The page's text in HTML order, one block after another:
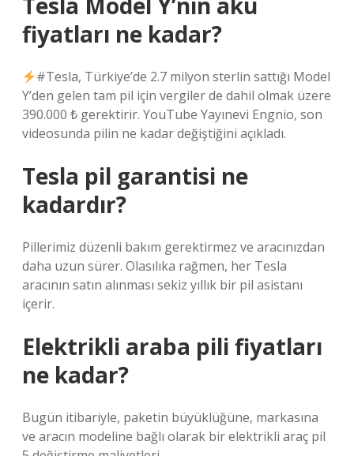
fiyatları ne kadar?
#Tesla, Türkiye’de 2.7 milyon sterlin sattığı Model
Y’den gelen tam pil için vergiler de dahil olmak üzere
390.000 ₺ gerektirir. YouTube Yayınevi Engnio, son
videosunda pilin ne kadar değiştiğini açıkladı.
Tesla pil garantisi ne
kadardır?
Pillerimiz düzenli bakım gerektirmez ve aracınızdan
daha uzun sürer. Olasılıka rağmen, her Tesla
aracının satın alınması sekiz yıllık bir pil asistanı
içerir.
Elektrikli araba pili fiyatları
ne kadar?
Bugün itibariyle, paketin büyüklüğüne, markasına
ve aracın modeline bağlı olarak bir elektrikli araç pil